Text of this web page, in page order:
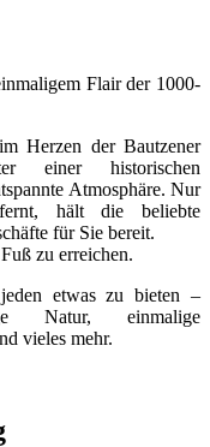
Flair der 1000-
Herzen der Bautzener
einer historischen
Atmosphäre. Nur
hält die beliebte
für Sie bereit.
zu erreichen.
etwas zu bieten –
Natur, einmalige
vieles mehr.